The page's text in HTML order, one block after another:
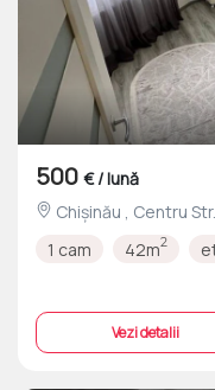
500 € / lună
1 cam 42m2
Vezi detalii